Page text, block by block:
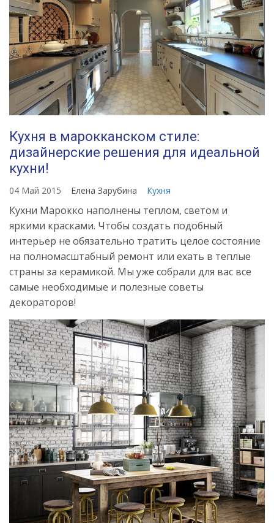
Кухня в марокканском стиле:
дизайнерские решения для идеальной
кухни!
04 Май 2015 Елена Зарубина Кухня
Кухни Марокко наполнены теплом, светом и
яркими красками. Чтобы создать подобный
интерьер не обязательно тратить целое состояние
на полномасштабный ремонт или ехать в теплые
страны за керамикой. Мы уже собрали для вас все
самые необходимые и полезные советы
декораторов!